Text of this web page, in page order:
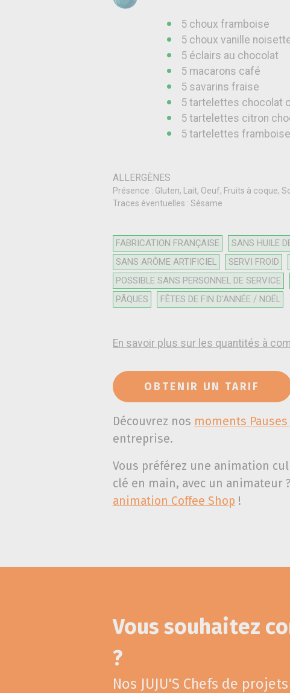
5 choux framboise
5 choux vanille
5 éclairs au chocolat
5 macarons café
5 savarins fraise
5 tartelettes chocolat
5 tartelettes citron
5 tartelettes framboise
ALLERGÈNES
Présence : Gluten, Lait, Oeuf, Fruits à coque,
Traces éventuelles : Sésame
FABRICATION FRANÇAISE
SANS HUILE
SANS ARÔME ARTIFICIEL
SERVI FROID
POSSIBLE SANS PERSONNEL DE SERVICE
PÂQUES
FÊTES DE FIN D'ANNÉE / NOËL
En savoir plus sur les quantités à
OBTENIR UN TARIF
Découvrez nos moments
entreprise.
Vous préférez une animation
clé en main, avec un animateur
animation Coffee Shop !
Vous souhaitez
?
Nos JUJU'S Chefs de